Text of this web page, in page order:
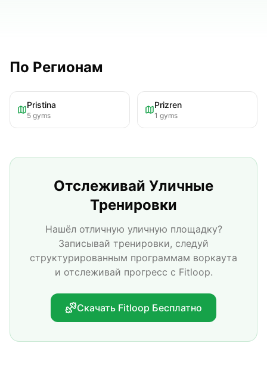
По Регионам
Pristina
5 gyms
Prizren
1 gyms
Отслеживай Уличные
Тренировки
Нашёл отличную уличную площадку?
Записывай тренировки, следуй
структурированным программам воркаута
и отслеживай прогресс с Fitloop.
Скачать Fitloop Бесплатно